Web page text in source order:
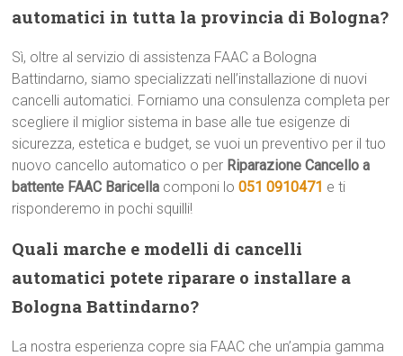
automatici in tutta la provincia di Bologna?
Sì, oltre al servizio di assistenza FAAC a Bologna
Battindarno, siamo specializzati nell’installazione di nuovi
cancelli automatici. Forniamo una consulenza completa per
scegliere il miglior sistema in base alle tue esigenze di
sicurezza, estetica e budget, se vuoi un preventivo per il tuo
nuovo cancello automatico o per Riparazione Cancello a
battente FAAC Baricella componi lo051 0910471 e ti
risponderemo in pochi squilli!
Quali marche e modelli di cancelli
automatici potete riparare o installare a
Bologna Battindarno?
La nostra esperienza copre sia FAAC che un’ampia gamma